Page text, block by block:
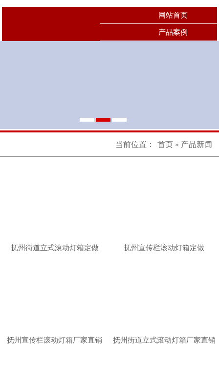
网站首页
产品案例
当前位置： 首页 » 产品新闻
抚州街道立式滚动灯箱定做 抚州宣传栏滚动灯箱定做
抚州宣传栏滚动灯箱厂家直销 抚州街道立式滚动灯箱厂家直销